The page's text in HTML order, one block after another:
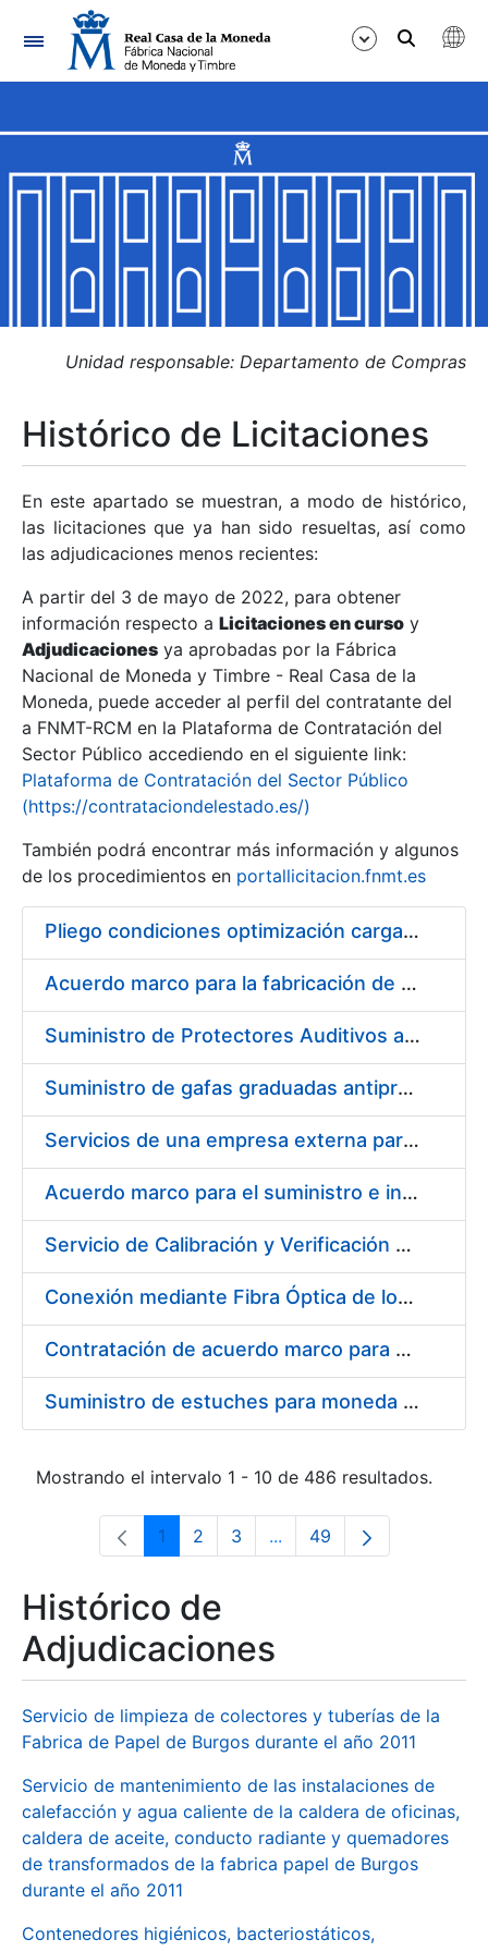
Navegación
Mostrar/Ocultar
Mostrar/Ocultar
Mostrar/Ocultar
Mostrar/Ocultar
Mostrar/Ocultar
Mostrar/Ocultar
Unidad responsable: Departamento de Compras
Histórico de Licitaciones
En este apartado se muestran, a modo de histórico,
las licitaciones que ya han sido resueltas, así como
las adjudicaciones menos recientes:
A partir del 3 de mayo de 2022, para obtener
información respecto a Licitaciones en curso y
Adjudicaciones ya aprobadas por la Fábrica
Nacional de Moneda y Timbre - Real Casa de la
Moneda, puede acceder al perfil del contratante del
a FNMT-RCM en la Plataforma de Contratación del
Sector Público accediendo en el siguiente link:
Plataforma de Contratación del Sector Público
(https://contrataciondelestado.es/)
También podrá encontrar más información y algunos
de los procedimientos en portallicitacion.fnmt.es
Pliego condiciones optimización cargas compras firmado
Acuerdo marco para la fabricación de piezas
Suministro de Protectores Auditivos a medida para las personas trabajadoras de los Centros de Trabajo de Madrid y Burgos
Suministro de gafas graduadas antiproyecciones para los trabajadores de la FNMT-RCM en los centros de trabajo de Madrid y Burgos
Servicios de una empresa externa para el asesoramiento y resolución de los recursos de alzada que se presentan relacionados con procesos de selección para la FNMT-RCM
Acuerdo marco para el suministro e instalación de persianas, estores y otros complementos
Servicio de Calibración y Verificación Externa de los Equipos de Medición del Servicio de Prevención de la FNMT-RCM
Conexión mediante Fibra Óptica de los Centros de Proceso de Datos (CPDs) de las sedes de la FNMT-RCM de Burgos y Madrid
Contratación de acuerdo marco para el Suministro de Material de Electricidad para la Fábrica Nacional de Moneda y Timbre-Real Casa de la Moneda en su centro de trabajo de Burgos
Suministro de estuches para moneda de 30 €
Mostrando el intervalo 1 - 10 de 486 resultados.
Página
1 Página
2 Página
3 ...Páginas intermedias Use
Página
49
Histórico de
Adjudicaciones
Servicio de limpieza de colectores y tuberías de la
Fabrica de Papel de Burgos durante el año 2011
Servicio de mantenimiento de las instalaciones de
calefacción y agua caliente de la caldera de oficinas,
caldera de aceite, conducto radiante y quemadores
de transformados de la fabrica papel de Burgos
durante el año 2011
Contenedores higiénicos, bacteriostáticos,